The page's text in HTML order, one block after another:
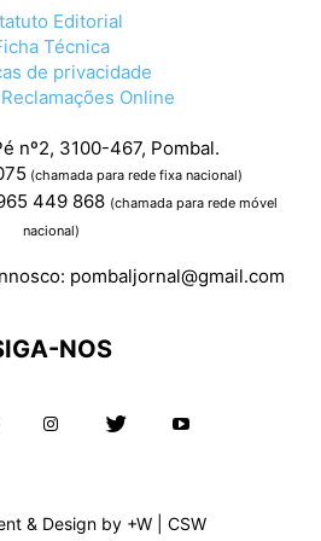
Editorial
Técnica
de privacidade
Online
nº2, 3100-467, Pombal.
(chamada para rede fixa nacional)
449 868 (chamada para rede móvel
nacional)
pombaljornal@gmail.com
NOS
& Design by +W| CSW